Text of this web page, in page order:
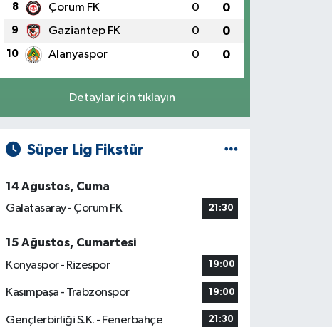
8 Çorum FK 0 0
9 Gaziantep FK 0 0
10 Alanyaspor 0 0
Detaylar için tıklayın
Süper Lig Fikstür
14 Ağustos, Cuma
Galatasaray - Çorum FK
21:30
15 Ağustos, Cumartesi
Konyaspor - Rizespor
19:00
Kasımpaşa - Trabzonspor 19:00
Gençlerbirliği S.K. - Fenerbahçe 21:30